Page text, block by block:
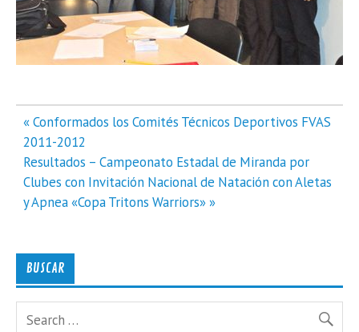
Navegación
de
entradas
« Conformados los Comités Técnicos Deportivos FVAS
2011-2012
Resultados – Campeonato Estadal de Miranda por
Clubes con Invitación Nacional de Natación con Aletas
y Apnea «Copa Tritons Warriors» »
BUSCAR